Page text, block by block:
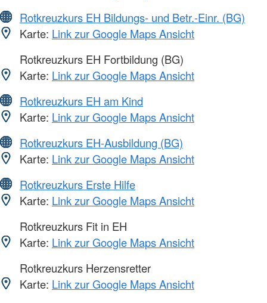
Rotkreuzkurs EH Bildungs- und Betr.-Einr. (BG)
Karte: Link zur Google Maps Ansicht
Rotkreuzkurs EH Fortbildung (BG)
Karte: Link zur Google Maps Ansicht
Rotkreuzkurs EH am Kind
Karte: Link zur Google Maps Ansicht
Rotkreuzkurs EH-Ausbildung (BG)
Karte: Link zur Google Maps Ansicht
Rotkreuzkurs Erste Hilfe
Karte: Link zur Google Maps Ansicht
Rotkreuzkurs Fit in EH
Karte: Link zur Google Maps Ansicht
Rotkreuzkurs Herzensretter
Karte: Link zur Google Maps Ansicht